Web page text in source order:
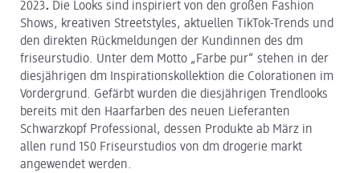
2023. Die Looks sind inspiriert von den großen Fashion
Shows, kreativen Streetstyles, aktuellen TikTok-Trends und
den direkten Rückmeldungen der Kundinnen des dm
friseurstudio. Unter dem Motto „Farbe pur“ stehen in der
diesjährigen dm Inspirationskollektion die Colorationen im
Vordergrund. Gefärbt wurden die diesjährigen Trendlooks
bereits mit den Haarfarben des neuen Lieferanten
Schwarzkopf Professional, dessen Produkte ab März in
allen rund 150 Friseurstudios von dm drogerie markt
angewendet werden.